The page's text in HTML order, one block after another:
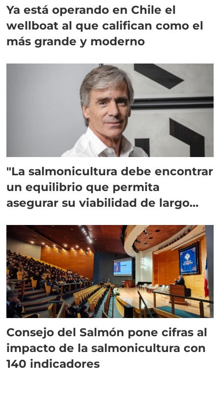
Ya está operando en Chile el
wellboat al que califican como el
más grande y moderno
"La salmonicultura debe encontrar
un equilibrio que permita
asegurar su viabilidad de largo
Consejo del Salmón pone cifras al
impacto de la salmonicultura con
140 indicadores